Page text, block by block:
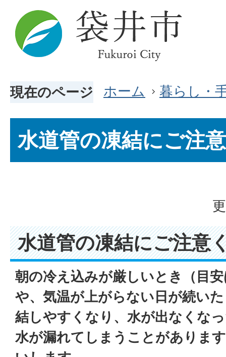
現在のページ ホーム 暮らし・
水道管の凍結にご注
水道管の凍結にご注意
朝の冷え込みが厳しいとき（目
や、気温が上がらない日が続い
結しやすくなり、水が出なくな
水が漏れてしまうことがありま